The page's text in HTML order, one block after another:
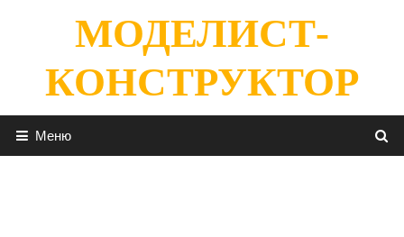
содержимомуМОДЕЛИСТ-
КОНСТРУКТОР
Меню